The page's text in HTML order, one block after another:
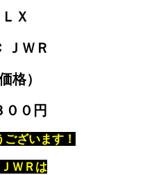
Ｘ
ＪＷＲ
格）
００円
ざいます！
ＷＲは